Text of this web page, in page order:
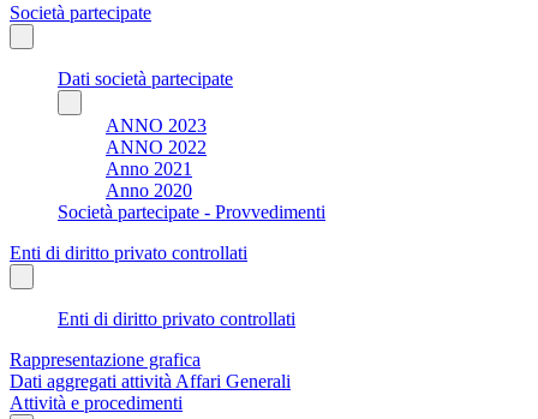
Società partecipate
Dati società partecipate
ANNO 2023
ANNO 2022
Anno 2021
Anno 2020
Società partecipate - Provvedimenti
Enti di diritto privato controllati
Enti di diritto privato controllati
Rappresentazione grafica
Dati aggregati attività Affari Generali
Attività e procedimenti